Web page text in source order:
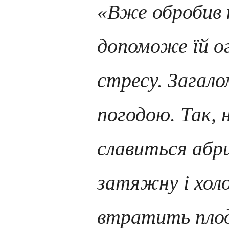
«Вже
допоможе їй
стресу.
погодою. Так,
славиться
затяжну і
втратить